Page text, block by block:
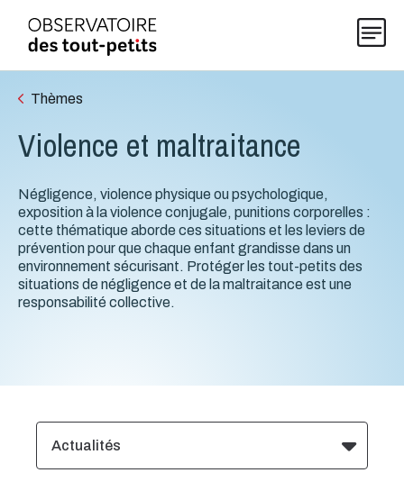
Thématiques
Explorer les données 0-5
Publications
Thèmes
Violence et maltraitance
Négligence, violence physique ou psychologique,
exposition à la violence conjugale, punitions corporelles :
cette thématique aborde ces situations et les leviers de
prévention pour que chaque enfant grandisse dans un
environnement sécurisant. Protéger les tout-petits des
situations de négligence et de la maltraitance est une
responsabilité collective.
Actualités